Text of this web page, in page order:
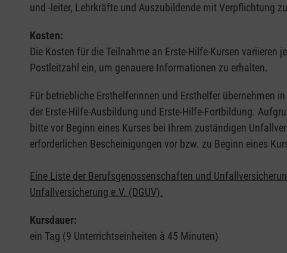
und -leiter, Lehrkräfte und Auszubildende mit Verpflichtung
Kosten:
Die Kosten für die Teilnahme an Erste-Hilfe-Kursen variieren
Postleitzahl ein, um genauere Informationen zu erhalten.
Für betriebliche Ersthelferinnen und Ersthelfer übernehmen
der Erste-Hilfe-Ausbildung und Erste-Hilfe-Fortbildung.
bitte vor Beginn eines Kurses bei Ihrem zuständigen
erforderlichen Bescheinigungen vor bzw. zu Beginn eines
Eine Liste der Berufsgenossenschaften und
Unfallversicherung e.V. (DGUV).
Kursdauer:
ein Tag (9 Unterrichtseinheiten à 45 Minuten)